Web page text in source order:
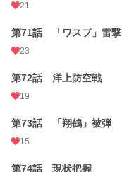
21
第71話 「ワスプ」雷撃
23
第72話 洋上防空戦
19
第73話 「翔鶴」被弾
15
第74話 現状把握